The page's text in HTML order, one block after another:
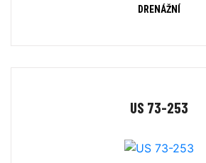
DRENÁŽNÍ
US 73-253